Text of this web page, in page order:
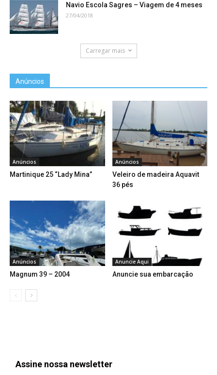
Navio Escola Sagres – Viagem de 4 meses
27/04/2018
Carregar mais
Anúncios
Anúncios
Martinique 25 “Lady Mina”
Anúncios
Veleiro de madeira Aquavit
36 pés
Anúncios
Magnum 39 – 2004
Anuncie Aqui
Anuncie sua embarcação
Assine nossa newsletter